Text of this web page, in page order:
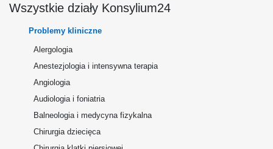
Wszystkie działy Konsylium24
Problemy kliniczne
Alergologia
Anestezjologia i intensywna terapia
Angiologia
Audiologia i foniatria
Balneologia i medycyna fizykalna
Chirurgia dziecięca